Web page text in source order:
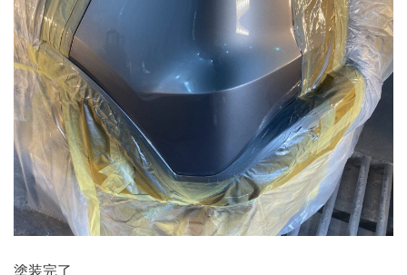
塗装完了